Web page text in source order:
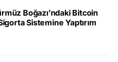
Boğazı’ndaki Bitcoin
Sistemine Yaptırım